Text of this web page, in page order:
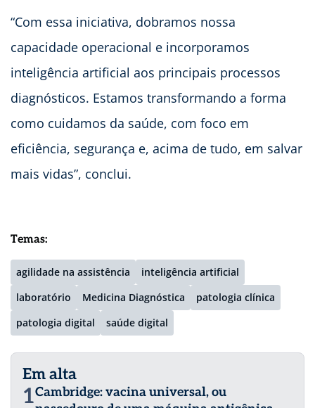
“Com essa iniciativa, dobramos nossa
capacidade operacional e incorporamos
inteligência artificial aos principais processos
diagnósticos. Estamos transformando a forma
como cuidamos da saúde, com foco em
eficiência, segurança e, acima de tudo, em salvar
mais vidas”, conclui.
Temas:
agilidade na assistência
inteligência artificial
laboratório
Medicina Diagnóstica
patologia clínica
patologia digital
saúde digital
Em alta
1Cambridge: vacina universal, ou